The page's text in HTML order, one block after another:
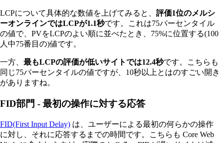
LCPについて具体的な数値を上げてみると、 評価1位のメルシ
ーオンラインではLCPが1.1秒です。これは75パーセンタイル
の値で、PVをLCPのよい順に並べたとき、75%に位置する(100
人中75番目の)値です。
一方、 最もLCPの評価が低いサイトでは12.4秒です。こちらも
同じ75パーセンタイルの値ですが、10秒以上とはのすごい開き
がありますね。
FID部門 - 最初の操作に対する応答
FID(First Input Delay) は、ユーザーによる最初の何らかの操作
に対し、それに応答するまでの時間です。こちらも Core Web